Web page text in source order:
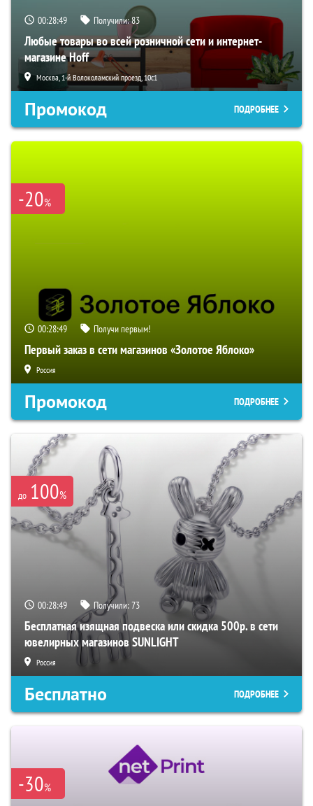
00:28:48 Получили:83
Любые товары во всей розничной сети и интернет-
магазине Hoff
Москва, 1-й Волоколамский проезд, 10с1
Промокод ПОДРОБНЕЕ
-20%
00:28:48 Получи первым!
Первый заказ в сети магазинов «Золотое Яблоко»
Россия
Промокод ПОДРОБНЕЕ
до 100%
00:28:48 Получили:73
Бесплатная изящная подвеска или скидка 500р. в сети
ювелирных магазинов SUNLIGHT
Россия
Бесплатно ПОДРОБНЕЕ
-30%